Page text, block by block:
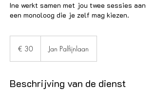
Ine werkt samen met jou twee sessies aan
een monoloog die je zelf mag kiezen.
€ 30 Jan Palfijnlaan
Beschrijving van de dienst